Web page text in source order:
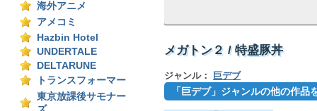
海外アニメ
アメコミ
Hazbin Hotel
UNDERTALE
DELTARUNE
トランスフォーマー
東京放課後サモナー
メガトン２ / 特盛豚丼
ジャンル： 巨デブ
「巨デブ」ジャンルの他の作品